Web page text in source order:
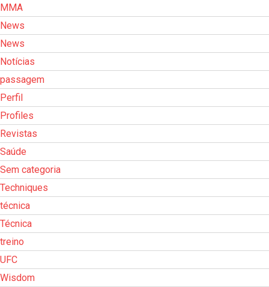
MMA
News
News
Notícias
passagem
Perfil
Profiles
Revistas
Saúde
Sem categoria
Techniques
técnica
Técnica
treino
UFC
Wisdom